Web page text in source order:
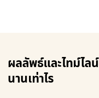
ผลลัพธ์และไทม์ไล
นานเท่าไร